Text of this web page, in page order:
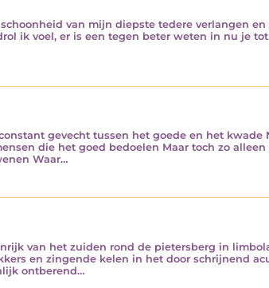
van mijn diepste tedere verlangen
ik voel, er is een tegen beter weten in nu je
gevecht tussen het goede en het
die het goed bedoelen Maar toch zo
Waar…
van het zuiden rond de pietersberg in
en zingende kelen in het door schrijnend
ontberend…